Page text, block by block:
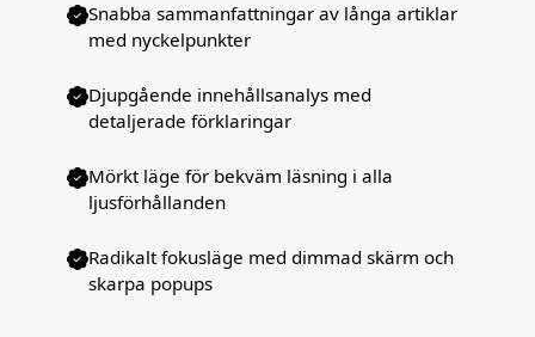
Snabba sammanfattningar av långa artiklar
med nyckelpunkter
Djupgående innehållsanalys med
detaljerade förklaringar
Mörkt läge för bekväm läsning i alla
ljusförhållanden
Radikalt fokusläge med dimmad skärm och
skarpa popups